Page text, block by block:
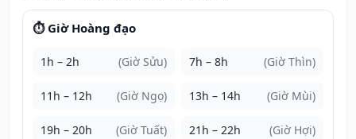
⏱️ Giờ Hoàng đạo
1h – 2h (Giờ Sửu) 7h – 8h (Giờ Thìn)
11h – 12h (Giờ Ngọ) 13h – 14h (Giờ Mùi)
19h – 20h (Giờ Tuất) 21h – 22h (Giờ Hợi)